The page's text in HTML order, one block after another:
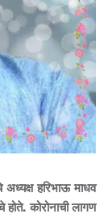
अध्यक्ष हरिभाऊ माधव
कोरोनाची लागण